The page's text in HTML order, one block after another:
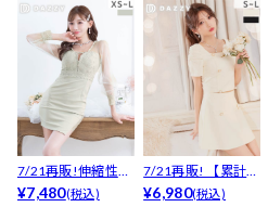
7/21再販!伸縮性抜
群!可愛いの声続...
¥7,480(税込)
7/21再販! 【累計販
売1000枚突...
¥6,980(税込)